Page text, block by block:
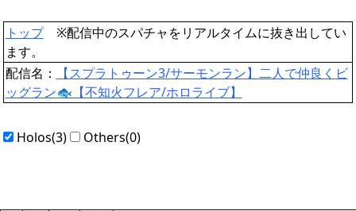
トップ※配信中のスパチャをリアルタイムに抜き出してい
ます。
配信名：
【スプラトゥーン3/サーモンラン】二人で仲良くビ
ッグラン🐟【不知火フレア/ホロライブ】
Holos(3) Others(0)